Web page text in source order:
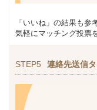
「いいね」の結果も参
気軽にマッチング投票
STEP5 連絡先送信